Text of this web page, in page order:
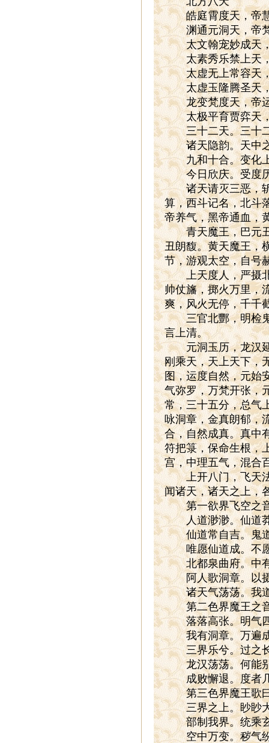
皓庭霄度天，帝
渊通元洞天，帝
太文翰宠妙成天，
太素秀乐禁上天，
太虚无上常容天
太虚玉隆腾圣天，
龙变梵度天，帝
太极平育贾弈天，
三十二天。三十二
诸天隐韵。天中之
九和十合。变化上
今日欣庆。受度
诸天请灭三恶，斩
算，西斗记名，北斗
帝养气，黑帝通血，
青天魔王，巴元丑
丑朗馥。黄天魔王，
节，游观太空，自号
上天度人，严摄北
帅仗旛，掷火万里，
爽，风火无停，千千
三官北酆，明检鬼
言上清。
元洞玉历，龙汉延
刚乘天，天上天下，
图，运度自然，元始
气弥罗，万梵开张，
常，三十五分，总气
咏洞章，金真朗郁，
合，自然成真。真中
符把箓，保命生根，
宫，中理五气，混合
上开八门，飞天法
闻诸天，诸天之上，
第一欲界飞空之
人道渺渺。仙道莽
仙道常自吉。鬼道
唯愿仙道成。不愿
北都泉曲府。中有
阿人歌洞章。以摄
诸天气荡荡。我
第二色界魔王之
落落高张。明气四
我有洞章。万遍成
三界乐兮。过之长
龙汉荡荡。何能别
成败懈退。度者几
第三色界魔王歌
三界之上。眇眇大
部制我界。统乘玄
空中万变。秽气纷